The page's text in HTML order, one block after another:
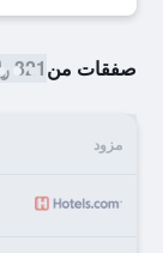
صفقات من321 ﷼
مزود